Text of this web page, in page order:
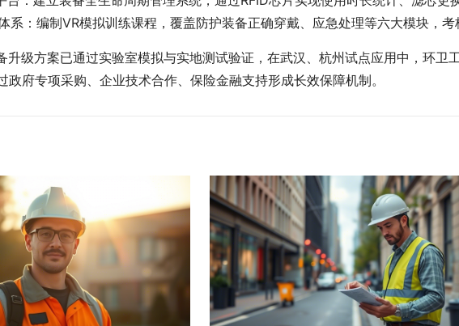
系：编制VR模拟训练课程，覆盖防护装备正确穿戴、应急处理等六大模块，考
升级方案已通过实验室模拟与实地测试验证，在武汉、杭州试点应用中，环
政府专项采购、企业技术合作、保险金融支持形成长效保障机制。